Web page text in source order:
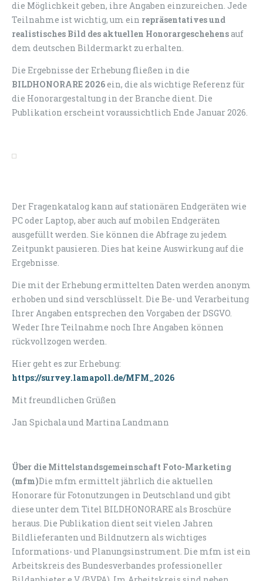
die Möglichkeit geben, ihre Angaben einzureichen. Jede
Teilnahme ist wichtig, um ein repräsentatives und
realistisches Bild des aktuellen Honorargeschehensauf
dem deutschen Bildermarkt zu erhalten.
Die Ergebnisse der Erhebung fließen in die
BILDHONORARE 2026ein, die als wichtige Referenz für
die Honorargestaltung in der Branche dient. Die
Publikation erscheint voraussichtlich Ende Januar 2026.
Der Fragenkatalog kann auf stationären Endgeräten wie
PC oder Laptop, aber auch auf mobilen Endgeräten
ausgefüllt werden. Sie können die Abfrage zu jedem
Zeitpunkt pausieren. Dies hat keine Auswirkung auf die
Ergebnisse.
Die mit der Erhebung ermittelten Daten werden anonym
erhoben und sind verschlüsselt. Die Be- und Verarbeitung
Ihrer Angaben entsprechen den Vorgaben der DSGVO.
Weder Ihre Teilnahme noch Ihre Angaben können
rückvollzogen werden.
Hier geht es zur Erhebung:
https://survey.lamapoll.de/MFM_2026
Mit freundlichen Grüßen
Jan Spichala und Martina Landmann
Über die Mittelstandsgemeinschaft Foto-Marketing
(mfm)Die mfm ermittelt jährlich die aktuellen
Honorare für Fotonutzungen in Deutschland und gibt
diese unter dem Titel BILDHONORARE als Broschüre
heraus. Die Publikation dient seit vielen Jahren
Bildlieferanten und Bildnutzern als wichtiges
Informations- und Planungsinstrument. Die mfm ist ein
Arbeitskreis des Bundesverbandes professioneller